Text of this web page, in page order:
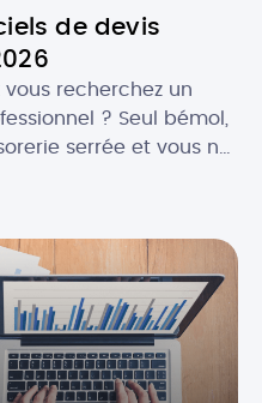
de devis
recherchez un
? Seul bémol,
serrée et vous ne
besoins, il […]